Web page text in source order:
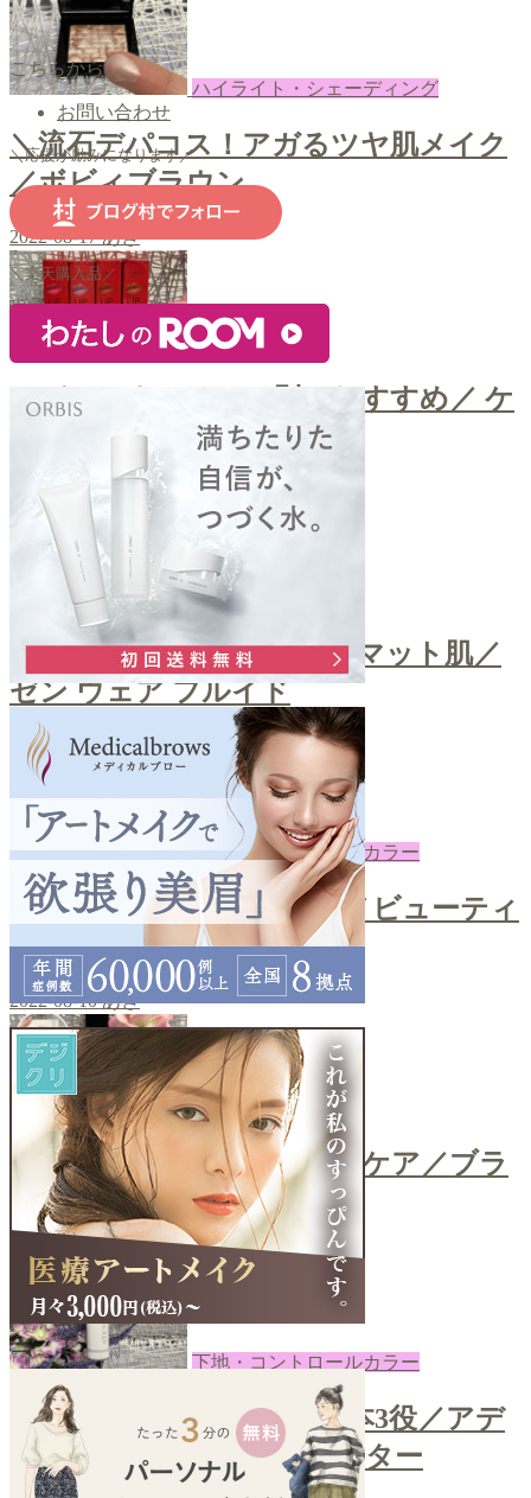
ハイライト・シェーディング
＼流石デパコス！アガるツヤ肌メイク
／ボビィブラウン
2022-08-17 あき
口紅・ティント
＼パーソナルカラー別のおすすめ／ ケ
イト リップモンスター
2022-08-15
ファンデ
＼自然な艶感！上品なセミマット肌／
ゼン ウェア フルイド
2022-08-12 あき
下地・コントロールカラー
＼ノーファンデUV／クロノビューティ
ーカラーチューニング
2022-08-10 あき
コスメ
＼ティッシュで簡単ブラシケア／ブラ
シクレンザー
2022-08-08 あき
下地・コントロールカラー
＼カラーコントロールで1本3役／アデ
ィクションスキンプロテクター
こちらから
お問い合わせ
＼応援が励みになります／
＼楽天購入品／